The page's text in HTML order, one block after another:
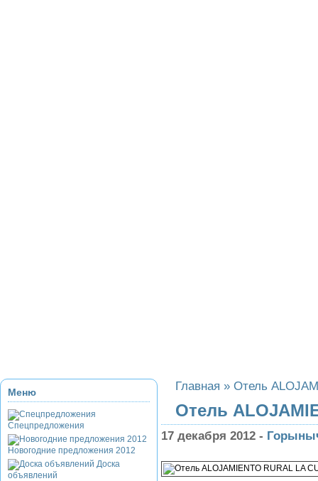
Меню
Спецпредложения
Новогодние предложения 2012
Доска
объявлений
Главная » Отель
Отель
17 декабря 2012 -